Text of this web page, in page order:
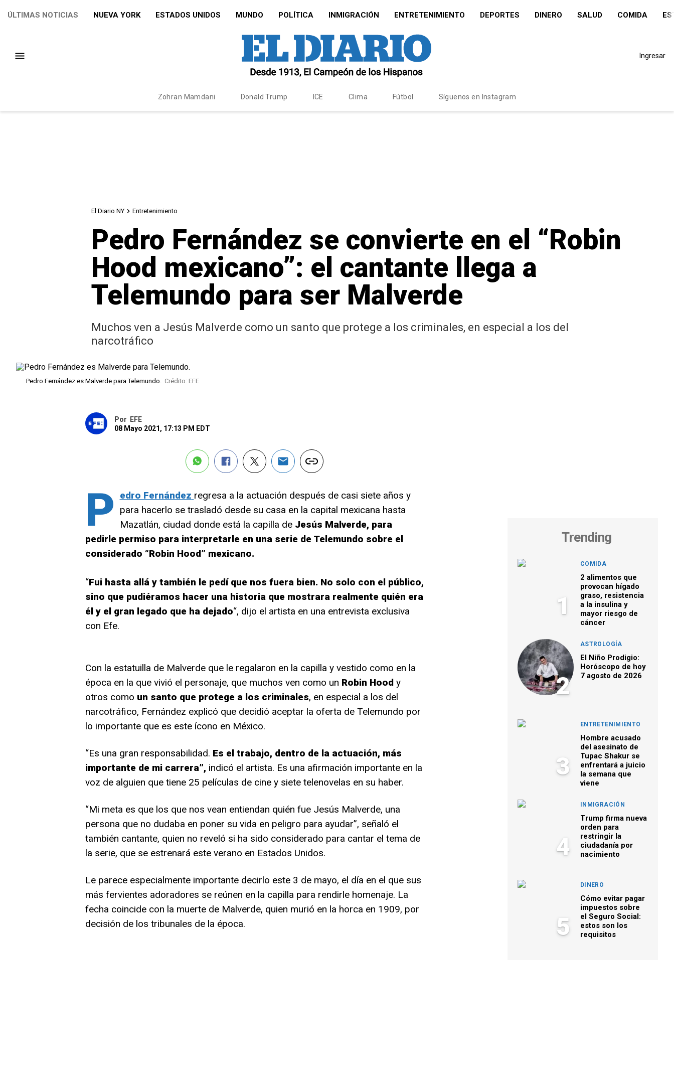
ÚLTIMAS NOTICIAS NUEVA YORK ESTADOS UNIDOS MUNDO POLÍTICA INMIGRACIÓN ENTRETENIMIENTO DEPORTES DINERO SALUD COMIDA
Ingresar
Zohran Mamdani Donald Trump ICE Clima Fútbol Síguenos en Instagram
El Diario NY Entretenimiento
Pedro Fernández se convierte en el “Robin
Hood mexicano”: el cantante llega a
Telemundo para ser Malverde
Muchos ven a Jesús Malverde como un santo que protege a los criminales, en especial a los del
narcotráfico
Pedro Fernández es Malverde para Telemundo. Crédito: EFE
Por
EFE
08 Mayo 2021, 17:13 PM EDT
P edro Fernández regresa a la actuación después de casi siete años y
para hacerlo se trasladó desde su casa en la capital mexicana hasta
Mazatlán, ciudad donde está la capilla deJesús Malverde, para
pedirle permiso para interpretarle en una serie de Telemundo sobre el
considerado “Robin Hood” mexicano.
“Fui hasta allá y también le pedí que nos fuera bien. No solo con el público,
sino que pudiéramos hacer una historia que mostrara realmente quién era
él y el gran legado que ha dejado“, dijo el artista en una entrevista exclusiva
con Efe.
Con la estatuilla de Malverde que le regalaron en la capilla y vestido como en la
época en la que vivió el personaje, que muchos ven como un Robin Hoody
otros como un santo que protege a los criminales, en especial a los del
narcotráfico, Fernández explicó que decidió aceptar la oferta de Telemundo por
lo importante que es este ícono en México.
“Es una gran responsabilidad. Es el trabajo, dentro de la actuación, más
importante de mi carrera”, indicó el artista. Es una afirmación importante en la
voz de alguien que tiene 25 películas de cine y siete telenovelas en su haber.
“Mi meta es que los que nos vean entiendan quién fue Jesús Malverde, una
persona que no dudaba en poner su vida en peligro para ayudar”, señaló el
también cantante, quien no reveló si ha sido considerado para cantar el tema de
la serie, que se estrenará este verano en Estados Unidos.
Le parece especialmente importante decirlo este 3 de mayo, el día en el que sus
más fervientes adoradores se reúnen en la capilla para rendirle homenaje. La
fecha coincide con la muerte de Malverde, quien murió en la horca en 1909, por
decisión de los tribunales de la época.
Trending
1
COMIDA
2 alimentos que
provocan hígado
graso, resistencia
a la insulina y
mayor riesgo de
cáncer
2
ASTROLOGÍA
El Niño Prodigio:
Horóscopo de hoy
7 agosto de 2026
3
ENTRETENIMIENTO
Hombre acusado
del asesinato de
Tupac Shakur se
enfrentará a juicio
la semana que
viene
4
INMIGRACIÓN
Trump firma nueva
orden para
restringir la
ciudadanía por
nacimiento
5
DINERO
Cómo evitar pagar
impuestos sobre
el Seguro Social:
estos son los
requisitos